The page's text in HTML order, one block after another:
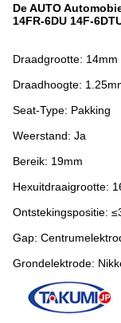
De AUTO
14FR-6DU 14F-
Draadgrootte: 14mm
Draadhoogte:
Seat-Type: Pakking
Weerstand: Ja
Bereik: 19mm
Hexuitdraaigrootte:
Ontstekingspositie:
Gap:
Grondelektrode: